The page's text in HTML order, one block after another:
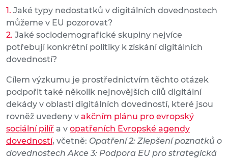
Jaké typy nedostatků v digitálních dovednostech
můžeme v EU pozorovat?
Jaké sociodemografické skupiny nejvíce
potřebují konkrétní politiky k získání digitálních
dovedností?
Cílem výzkumu je prostřednictvím těchto otázek
podpořit také několik nejnovějších cílů digitální
dekády v oblasti digitálních dovedností, které jsou
rovněž uvedeny v akčním plánu pro evropský
sociální pilíř a v opatřeních Evropské agendy
dovedností, včetně: Opatření 2: Zlepšení poznatků o
dovednostech Akce 3: Podpora EU pro strategická